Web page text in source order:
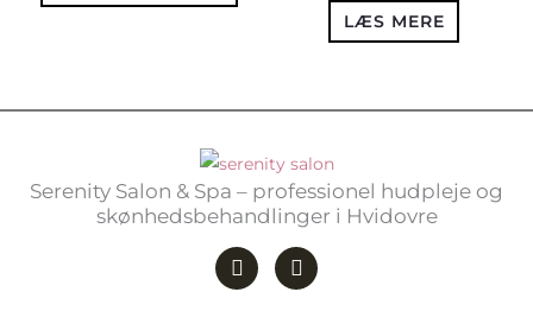
LÆS MERE
Serenity Salon & Spa – professionel hudpleje og
skønhedsbehandlinger i Hvidovre
F
a
c
I
n
s